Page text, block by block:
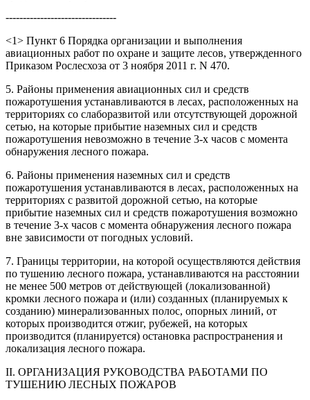
--------------------------------
<1> Пункт 6 Порядка организации и выполнения
авиационных работ по охране и защите лесов, утвержденного
Приказом Рослесхоза от 3 ноября 2011 г. N 470.
5. Районы применения авиационных сил и средств
пожаротушения устанавливаются в лесах, расположенных на
территориях со слаборазвитой или отсутствующей дорожной
сетью, на которые прибытие наземных сил и средств
пожаротушения невозможно в течение 3-х часов с момента
обнаружения лесного пожара.
6. Районы применения наземных сил и средств
пожаротушения устанавливаются в лесах, расположенных на
территориях с развитой дорожной сетью, на которые
прибытие наземных сил и средств пожаротушения возможно
в течение 3-х часов с момента обнаружения лесного пожара
вне зависимости от погодных условий.
7. Границы территории, на которой осуществляются действия
по тушению лесного пожара, устанавливаются на расстоянии
не менее 500 метров от действующей (локализованной)
кромки лесного пожара и (или) созданных (планируемых к
созданию) минерализованных полос, опорных линий, от
которых производится отжиг, рубежей, на которых
производится (планируется) остановка распространения и
локализация лесного пожара.
II. ОРГАНИЗАЦИЯ РУКОВОДСТВА РАБОТАМИ ПО
ТУШЕНИЮ ЛЕСНЫХ ПОЖАРОВ